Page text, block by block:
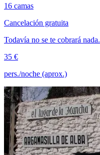
16 camas
Cancelación gratuita
Todavía no se te cobrará nada.
35 €
pers./noche (aprox.)